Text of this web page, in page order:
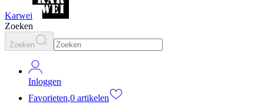
Karwei
Zoeken
Zoeken
Inloggen
Favorieten,0 artikelen